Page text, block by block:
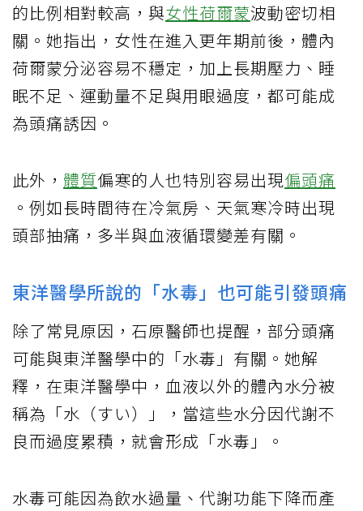
的比例相對較高，與女性荷爾蒙波動密切相
關。她指出，女性在進入更年期前後，體內
荷爾蒙分泌容易不穩定，加上長期壓力、睡
眠不足、運動量不足與用眼過度，都可能成
為頭痛誘因。
此外， 體質偏寒的人也特別容易出現偏頭痛
。例如長時間待在冷氣房、天氣寒冷時出現
頭部抽痛，多半與血液循環變差有關。
東洋醫學所說的「水毒」也可能引發頭痛
除了常見原因，石原醫師也提醒，部分頭痛
可能與東洋醫學中的「水毒」有關。她解
釋，在東洋醫學中，血液以外的體內水分被
稱為「水（すい）」，當這些水分因代謝不
良而過度累積，就會形成「水毒」。
水毒可能因為飲水過量、代謝功能下降而產